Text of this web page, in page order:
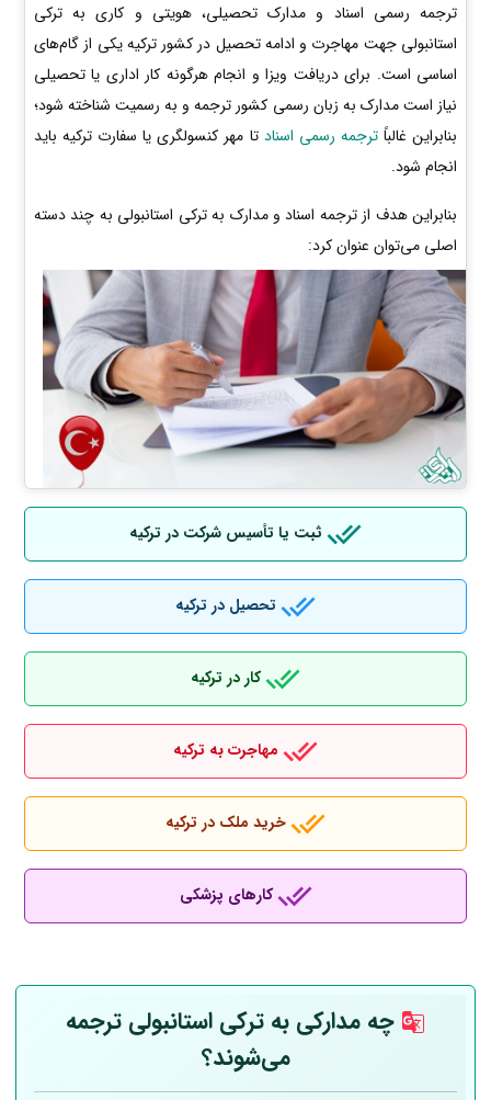
ترجمه رسمی اسناد و مدارک تحصیلی، هویتی و کاری به ترکی
استانبولی جهت مهاجرت و ادامه تحصیل در کشور ترکیه یکی از گام‌های
اساسی است. برای دریافت ویزا و انجام هرگونه کار اداری یا تحصیلی
نیاز است مدارک به زبان رسمی کشور ترجمه و به رسمیت شناخته شود؛
بنابراین غالباًترجمه رسمی اسناد تا مهر کنسولگری یا سفارت ترکیه باید
انجام شود.
بنابراین هدف از ترجمه اسناد و مدارک به ترکی استانبولی به چند دسته
اصلی می‌توان عنوان کرد:
ثبت یا تأسیس شرکت در ترکیه
تحصیل در ترکیه
کار در ترکیه
مهاجرت به ترکیه
خرید ملک در ترکیه
کارهای پزشکی
چه مدارکی به ترکی استانبولی ترجمه
می‌شوند؟